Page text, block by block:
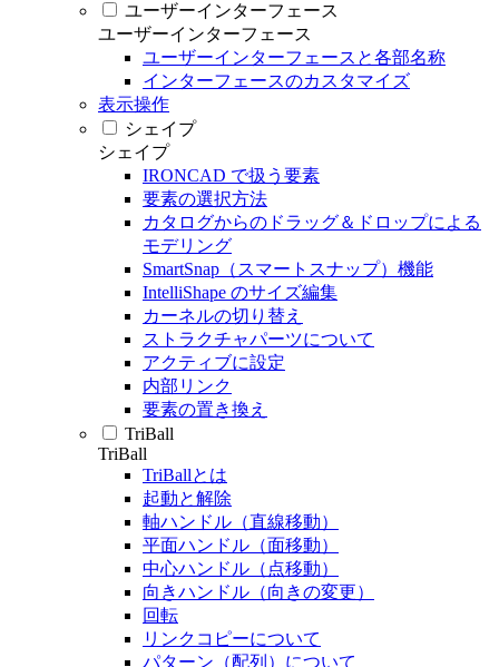
ユーザーインターフェース
ユーザーインターフェース
ユーザーインターフェースと各部名称
インターフェースのカスタマイズ
表示操作
シェイプ
シェイプ
IRONCAD で扱う要素
要素の選択方法
カタログからのドラッグ＆ドロップによる
モデリング
SmartSnap（スマートスナップ）機能
IntelliShape のサイズ編集
カーネルの切り替え
ストラクチャパーツについて
アクティブに設定
内部リンク
要素の置き換え
TriBall
TriBall
TriBallとは
起動と解除
軸ハンドル（直線移動）
平面ハンドル（面移動）
中心ハンドル（点移動）
向きハンドル（向きの変更）
回転
リンクコピーについて
パターン（配列）について